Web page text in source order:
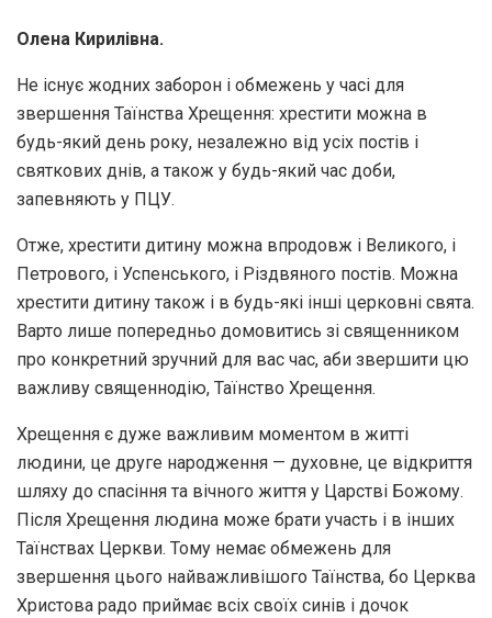
Олена Кирилівна.
Не існує жодних заборон і обмежень у часі для
звершення Таїнства Хрещення: хрестити можна в
будь-який день року, незалежно від усіх постів і
святкових днів, а також у будь-який час доби,
запевняють у ПЦУ.
Отже, хрестити дитину можна впродовж і Великого, і
Петрового, і Успенського, і Різдвяного постів. Можна
хрестити дитину також і в будь-які інші церковні свята.
Варто лише попередньо домовитись зі священником
про конкретний зручний для вас час, аби звершити цю
важливу священнодію, Таїнство Хрещення.
Хрещення є дуже важливим моментом в житті
людини, це друге народження — духовне, це відкриття
шляху до спасіння та вічного життя у Царстві Божому.
Після Хрещення людина може брати участь і в інших
Таїнствах Церкви. Тому немає обмежень для
звершення цього найважливішого Таїнства, бо Церква
Христова радо приймає всіх своїх синів і дочок